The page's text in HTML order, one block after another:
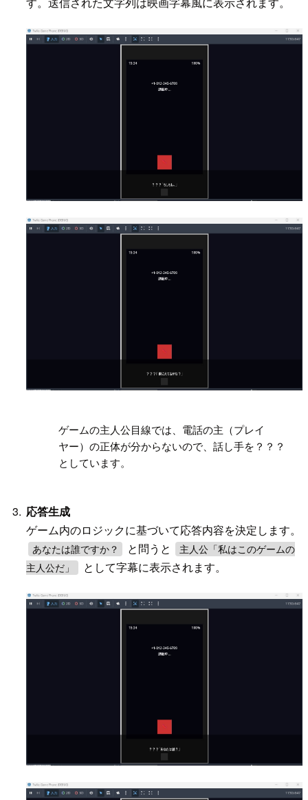
ゲームの主人公目線では、電話の主（プレイ
ヤー）の正体が分からないので、話し手を？？？
としています。
応答生成
ゲーム内のロジックに基づいて応答内容を決定します。
あなたは誰ですか？ と問うと
主人公「私はこのゲームの
主人公だ」
として字幕に表示されます。